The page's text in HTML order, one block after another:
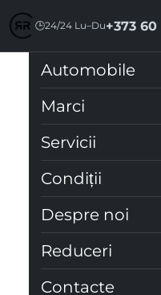
🕒24/24 Lu–Du+373 60
Automobile
Marci
Servicii
Condiții
Despre noi
Reduceri
Contacte